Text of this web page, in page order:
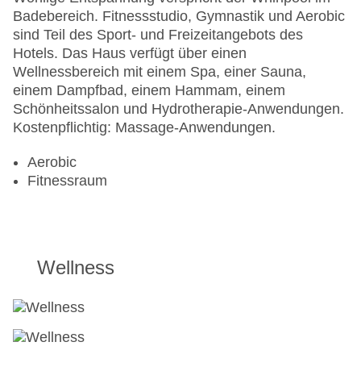
Badebereich. Fitnessstudio, Gymnastik und Aerobic
sind Teil des Sport- und Freizeitangebots des
Hotels. Das Haus verfügt über einen
Wellnessbereich mit einem Spa, einer Sauna,
einem Dampfbad, einem Hammam, einem
Schönheitssalon und Hydrotherapie-Anwendungen.
Kostenpflichtig: Massage-Anwendungen.
Aerobic
Fitnessraum
Wellness